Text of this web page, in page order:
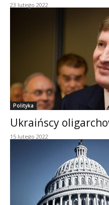
23 lutego 2022
Polityka
Ukraińscy
15 lutego 2022